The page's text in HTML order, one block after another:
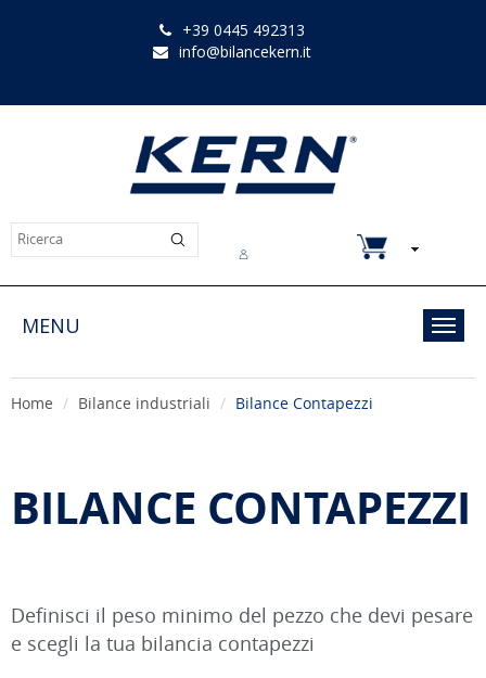
+39 0445 492313
info@bilancekern.it
MENU
Home Bilance industriali Bilance Contapezzi
BILANCE CONTAPEZZI
Definisci il peso minimo del pezzo che devi pesare
e scegli la tua bilancia contapezzi